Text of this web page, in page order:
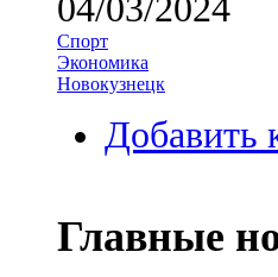
04/03/2024
Спорт
Экономика
Новокузнецк
Добавить
Главные